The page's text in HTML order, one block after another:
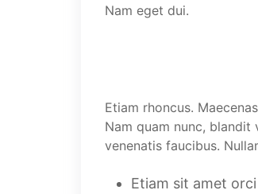
Nam eget dui.
Etiam rhoncus.
Nam quam nunc,
venenatis faucibus.
Etiam sit amet